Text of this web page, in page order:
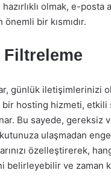
hazırlıklı olmak, e-posta
bir kısmıdır.
Filtreleme
günlük iletişimlerinizi
hosting hizmeti, etkili
Bu sayede, gereksiz
ulaşmadan
özelleştirerek,
belirleyebilir ve zaman